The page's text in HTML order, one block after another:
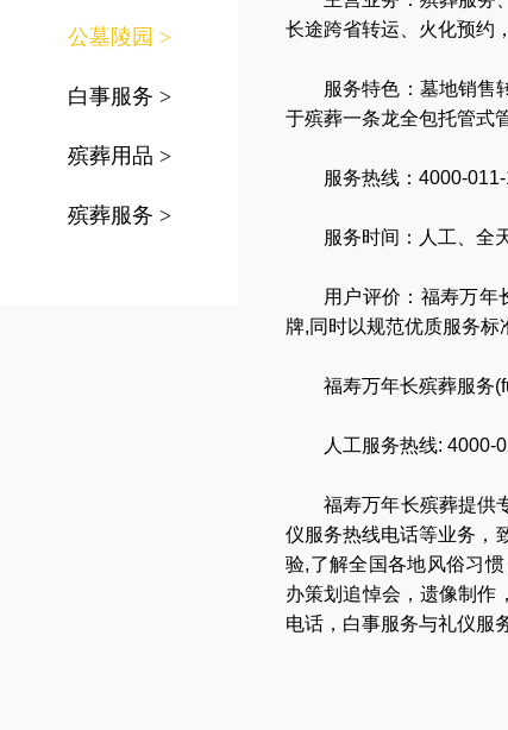
公墓陵园 >
白事服务 >
殡葬用品 >
殡葬服务 >
长途跨省转运
火化预约 ，
服务特色： 墓地销售
于殡葬一条龙全包托管式
服务热线：4000-
服务时间：人工、全
用户评价：福寿万年
牌,同时以规范优质服务标
福寿万年长殡葬服务(
人工服务热线: 4000-
福寿万年长殡葬提供
仪服务热线电话等业务，
验,了解全国各地风俗习惯
办策划追悼会 ， 遗像制作 ，
电话 ， 白事服务与礼仪服